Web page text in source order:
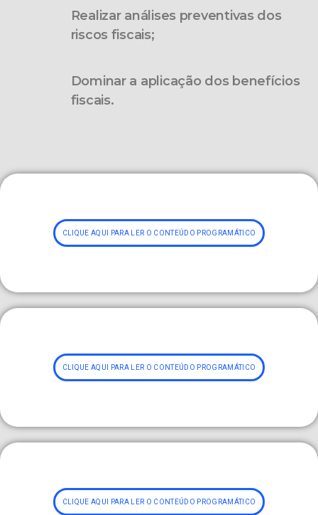
Realizar análises preventivas dos
riscos fiscais;
Dominar a aplicação dos benefícios
fiscais.
CLIQUE AQUI PARA LER O CONTEÚDO PROGRAMÁTICO
CLIQUE AQUI PARA LER O CONTEÚDO PROGRAMÁTICO
CLIQUE AQUI PARA LER O CONTEÚDO PROGRAMÁTICO